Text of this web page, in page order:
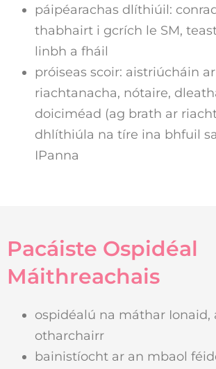
páipéarachas dlíthiúil:
thabhairt i gcrích le SM,
linbh a fháil
próiseas scoir: aistriúcháin
riachtanacha, nótaire,
doiciméad (ag brath ar
dhlíthiúla na tíre ina bhfuil
IPanna
Pacáiste Ospidéal
Máithreachais
ospidéalú na máthar Ionaid,
otharchairr
bainistíocht ar an mbaol